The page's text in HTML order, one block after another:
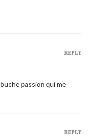
passion qui me
REPLY
REPLY